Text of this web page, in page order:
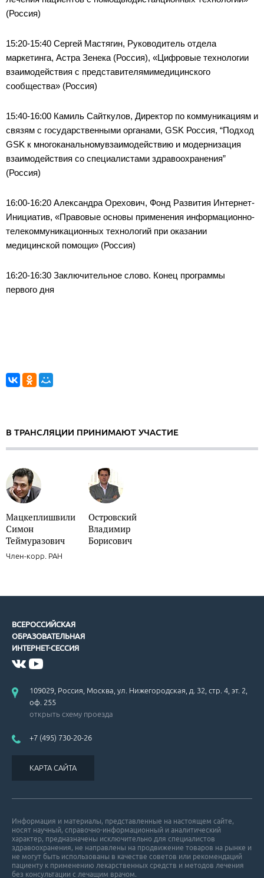
(Россия)
15:20-15:40 Сергей Мастягин, Руководитель отдела
маркетинга, Астра Зенека (Россия), «Цифровые технологии
взаимодействия с представителямимедицинского
сообщества» (Россия)
15:40-16:00 Камиль Сайткулов, Директор по коммуникациям и
связям с государственными органами, GSK Россия, “Подход
GSK к многоканальномувзаимодействию и модернизация
взаимодействия со специалистами здравоохранения”
(Россия)
16:00-16:20 Александра Орехович, Фонд Развития Интернет-
Инициатив, «Правовые основы применения информационно-
телекоммуникационных технологий при оказании
медицинской помощи» (Россия)
16:20-16:30 Заключительное слово. Конец программы
первого дня
В ТРАНСЛЯЦИИ ПРИНИМАЮТ УЧАСТИЕ
Мацкеплишвили
Симон
Теймуразович
Член-корр. РАН
Островский
Владимир
Борисович
ВСЕРОССИЙСКАЯ
ОБРАЗОВАТЕЛЬНАЯ
ИНТЕРНЕТ-СЕССИЯ
109029, Россия, Москва, ул. Нижегородская, д. 32, стр. 4, эт. 2,
оф. 255
открыть схему проезда
+7 (495) 730-20-26
КАРТА САЙТА
Информация и материалы, представленные на настоящем сайте,
носят научный, справочно-информационный и аналитический
характер, предназначены исключительно для специалистов
здравоохранения, не направлены на продвижение товаров на рынке и
не могут быть использованы в качестве советов или рекомендаций
пациенту к применению лекарственных средств и методов лечения
без консультации с лечащим врачом.